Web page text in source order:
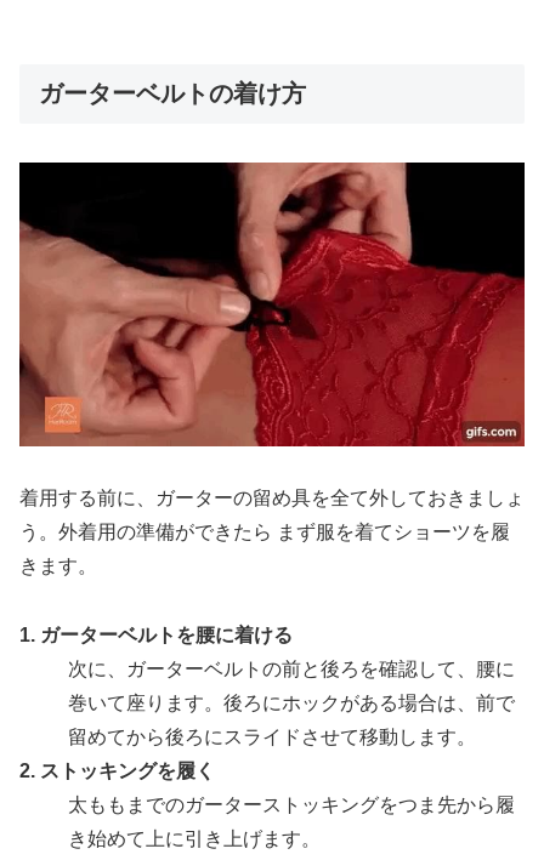
ガーターベルトの着け方
着用する前に、ガーターの留め具を全て外しておきましょ
う。外着用の準備ができたら まず服を着てショーツを履
きます。
1. ガーターベルトを腰に着ける
次に、ガーターベルトの前と後ろを確認して、腰に
巻いて座ります。後ろにホックがある場合は、前で
留めてから後ろにスライドさせて移動します。
2. ストッキングを履く
太ももまでのガーターストッキングをつま先から履
き始めて上に引き上げます。